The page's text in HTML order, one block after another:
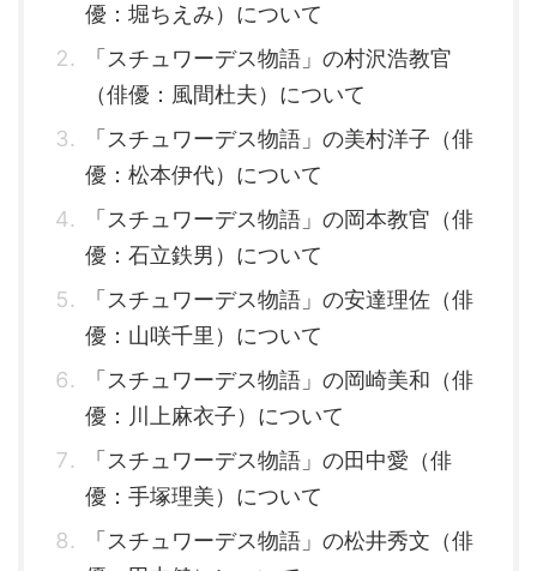
優：堀ちえみ）について
「スチュワーデス物語」の村沢浩教官
（俳優：風間杜夫）について
「スチュワーデス物語」の美村洋子（俳
優：松本伊代）について
「スチュワーデス物語」の岡本教官（俳
優：石立鉄男）について
「スチュワーデス物語」の安達理佐（俳
優：山咲千里）について
「スチュワーデス物語」の岡崎美和（俳
優：川上麻衣子）について
「スチュワーデス物語」の田中愛（俳
優：手塚理美）について
「スチュワーデス物語」の松井秀文（俳